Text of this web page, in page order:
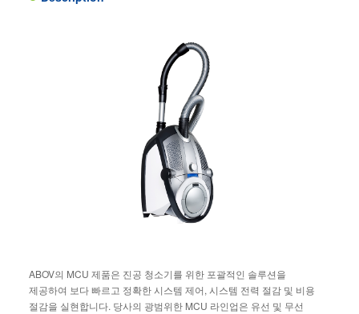
ABOV의 MCU 제품은 진공 청소기를 위한 포괄적인 솔루션을
제공하여 보다 빠르고 정확한 시스템 제어, 시스템 전력 절감 및 비용
절감을 실현합니다. 당사의 광범위한 MCU 라인업은 유선 및 무선